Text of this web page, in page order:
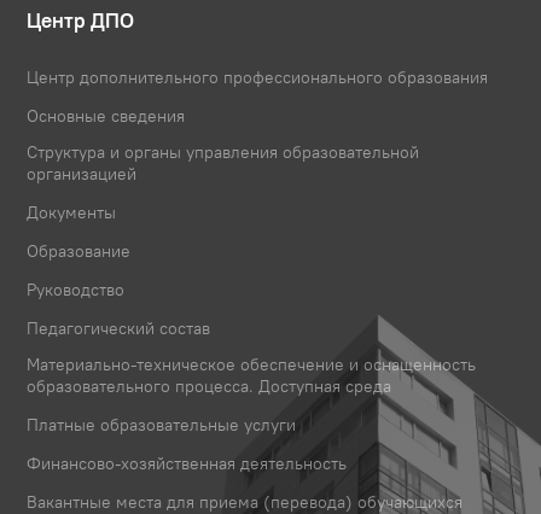
Центр ДПО
Центр дополнительного профессионального образования
Основные сведения
Структура и органы управления образовательной
организацией
Документы
Образование
Руководство
Педагогический состав
Материально-техническое обеспечение и оснащенность
образовательного процесса. Доступная среда
Платные образовательные услуги
Финансово-хозяйственная деятельность
Вакантные места для приема (перевода) обучающихся